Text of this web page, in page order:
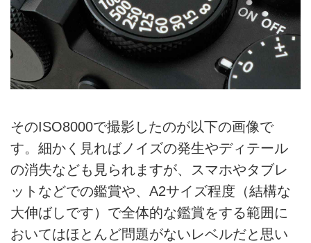
そのISO8000で撮影したのが以下の画像で
す。細かく見ればノイズの発生やディテール
の消失なども見られますが、スマホやタブレ
ットなどでの鑑賞や、A2サイズ程度（結構な
大伸ばしです）で全体的な鑑賞をする範囲に
おいてはほとんど問題がないレベルだと思い